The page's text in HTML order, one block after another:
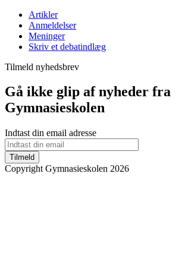
Artikler
Anmeldelser
Meninger
Skriv et debatindlæg
Tilmeld nyhedsbrev
Gå ikke glip af nyheder fra
Gymnasieskolen
Indtast din email adresse
Tilmeld
Copyright Gymnasieskolen 2026